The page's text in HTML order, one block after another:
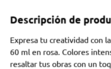
Descripción de
Expresa tu creatividad con
60 ml en rosa. Colores
resaltar tus obras con un